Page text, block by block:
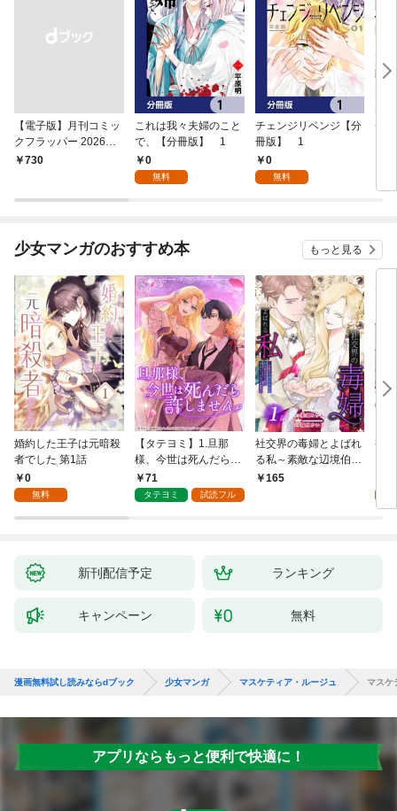
【電子版】月刊コミッ
クフラッパー 2026年9
月号
￥730
これは我々夫婦のこと
で、【分冊版】 1
0
無料
チェンジリベンジ【分
冊版】 1
0
無料
チ
少女マンガのおすすめ本 もっと見る
婚約した王子は元暗殺
者でした 第1話
0
無料
【タテヨミ】1.旦那
様、今世は死んだら許
しません
71
タテヨミ 試読フル
社交界の毒婦とよばれ
る私～素敵な辺境伯令
息に腕を折られたの
165
視
新刊配信予定 ランキング
キャンペーン 無料
漫画無料試し読みならdブック 少女マンガ マスケティア・ルージュ マス
アプリならもっと便利で快適に！